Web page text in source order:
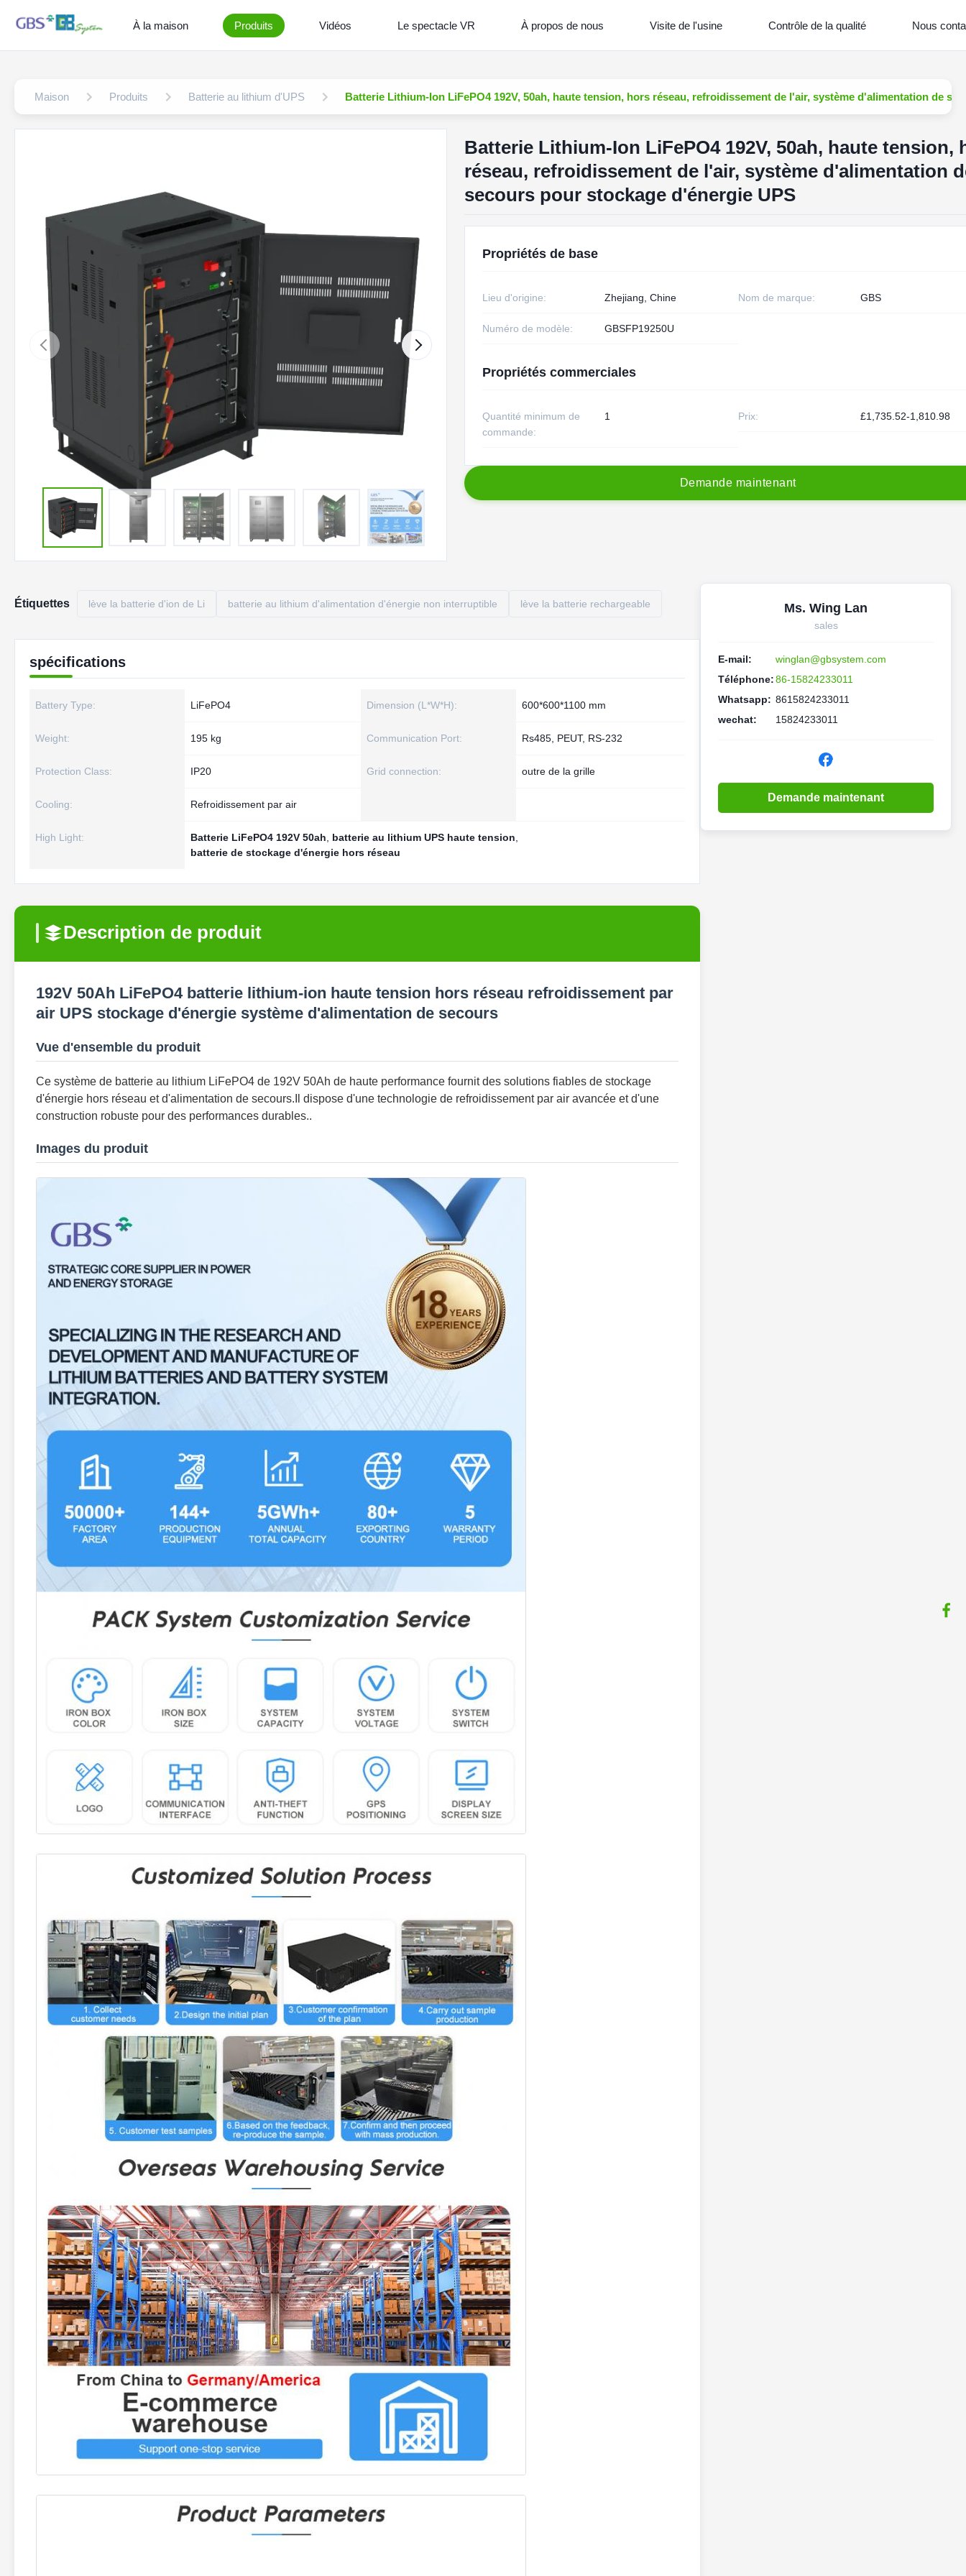
À la maison Produits Vidéos Le spectacle VR À propos de nous Visite de l'usine Contrôle de la qualité Nous
Maison Produits Batterie au lithium d'UPS Batterie Lithium-Ion LiFePO4 192V, 50ah, haute tension, hors réseau, refroidissement de l'air, système d'alimentation de
Batterie Lithium-Ion LiFePO4 192V, 50ah, haute tension,
réseau, refroidissement de l'air, système d'alimentation
secours pour stockage d'énergie UPS
Propriétés de base
Lieu d'origine: Zhejiang, Chine Nom de marque: GBS
Numéro de modèle: GBSFP19250U
Propriétés commerciales
Quantité minimum de
commande:
1 Prix: £1,735.52-1,810.98
Demande maintenant
Étiquettes lève la batterie d'ion de Li batterie au lithium d'alimentation d'énergie non interruptible lève la batterie rechargeable
spécifications
Battery Type: LiFePO4 Dimension (L*W*H): 600*600*1100 mm
Weight: 195 kg Communication Port: Rs485, PEUT, RS-232
Protection Class: IP20 Grid connection: outre de la grille
Cooling: Refroidissement par air
High Light: Batterie LiFePO4 192V 50ah batterie au lithium UPS haute tension
batterie de stockage d'énergie hors réseau
Description de produit
192V 50Ah LiFePO4 batterie lithium-ion haute tension hors réseau refroidissement par
air UPS stockage d'énergie système d'alimentation de secours
Vue d'ensemble du produit
Ce système de batterie au lithium LiFePO4 de 192V 50Ah de haute performance fournit des solutions fiables de stockage
d'énergie hors réseau et d'alimentation de secours.Il dispose d'une technologie de refroidissement par air avancée et d'une
construction robuste pour des performances durables..
Images du produit
Ms. Wing Lan
sales
E-mail:
winglan@gbsystem.com
Téléphone:86-15824233011
Whatsapp: 8615824233011
wechat:
15824233011
Demande maintenant